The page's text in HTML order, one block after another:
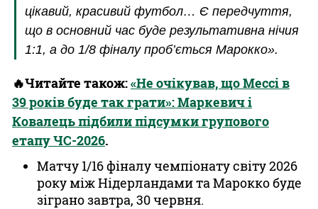
цікавий, красивий футбол… Є передчуття,
що в основний час буде результативна нічия
1:1, а до 1/8 фіналу проб’ється Марокко».
🔥Читайте також:«Не очікував, що Мессі в
39 років буде так грати»: Маркевич і
Ковалець підбили підсумки групового
етапу ЧС-2026.
Матчу 1/16 фіналу чемпіонату світу 2026
року між Нідерландами та Марокко буде
зіграно завтра, 30 червня.